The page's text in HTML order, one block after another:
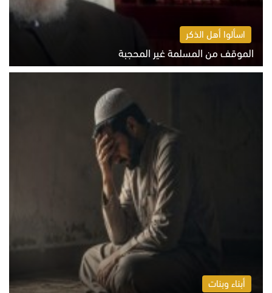
اسألوا أهل الذكر
الموقف من المسلمة غير المحجبة
الخميس 6 أغسطس 2026 10:45 ص
أبناء وبنات